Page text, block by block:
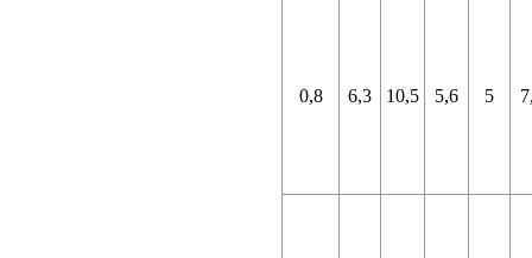
0,8 6,3 10,5 5,6 5